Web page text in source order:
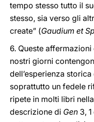
tempo stesso tutto il
stesso, sia verso gli
create” (Gaudium et
6. Queste
nostri giorni
dell’esperienza
soprattutto un fedele
ripete in molti libri
descrizione di Gen 3,